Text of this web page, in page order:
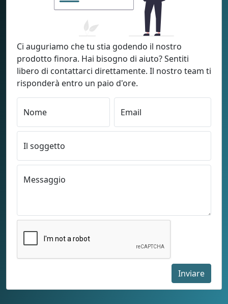
Ci auguriamo che tu stia godendo il nostro
prodotto finora. Hai bisogno di aiuto? Sentiti
libero di contattarci direttamente. Il nostro team ti
risponderà entro un paio d'ore.
Nome Email
Il soggetto
Messaggio
t
h
Inviare